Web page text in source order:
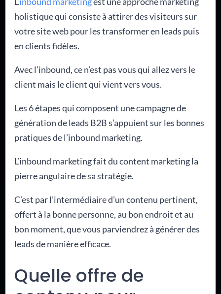
holistique qui consiste à attirer des visiteurs sur
votre site web pour les transformer en leads puis
en clients fidèles.
Avec l’inbound, ce n’est pas vous qui allez vers le
client mais le client qui vient vers vous.
Les 6 étapes qui composent une campagne de
génération de leads B2B s’appuient sur les bonnes
pratiques de l’inbound marketing.
L’inbound marketing fait du content marketing la
pierre angulaire de sa stratégie.
C’est par l’intermédiaire d’un contenu pertinent,
offert à la bonne personne, au bon endroit et au
bon moment, que vous parviendrez à générer des
leads de manière efficace.
Quelle offre de